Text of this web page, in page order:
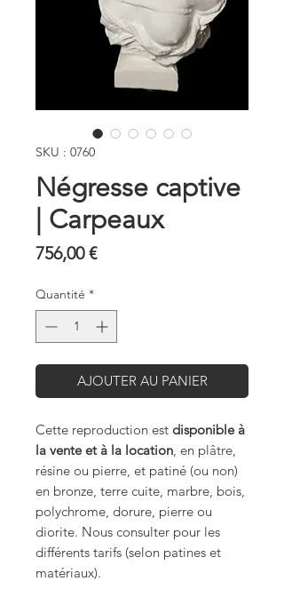
SKU : 0760
Négresse captive
| Carpeaux
756,00 €Prix
Quantité *
AJOUTER AU PANIER
Cette reproduction est disponible à
la vente et à la location, en plâtre,
résine ou pierre, et patiné (ou non)
en bronze, terre cuite, marbre, bois,
polychrome, dorure, pierre ou
diorite. Nous consulter pour les
différents tarifs (selon patines et
matériaux).